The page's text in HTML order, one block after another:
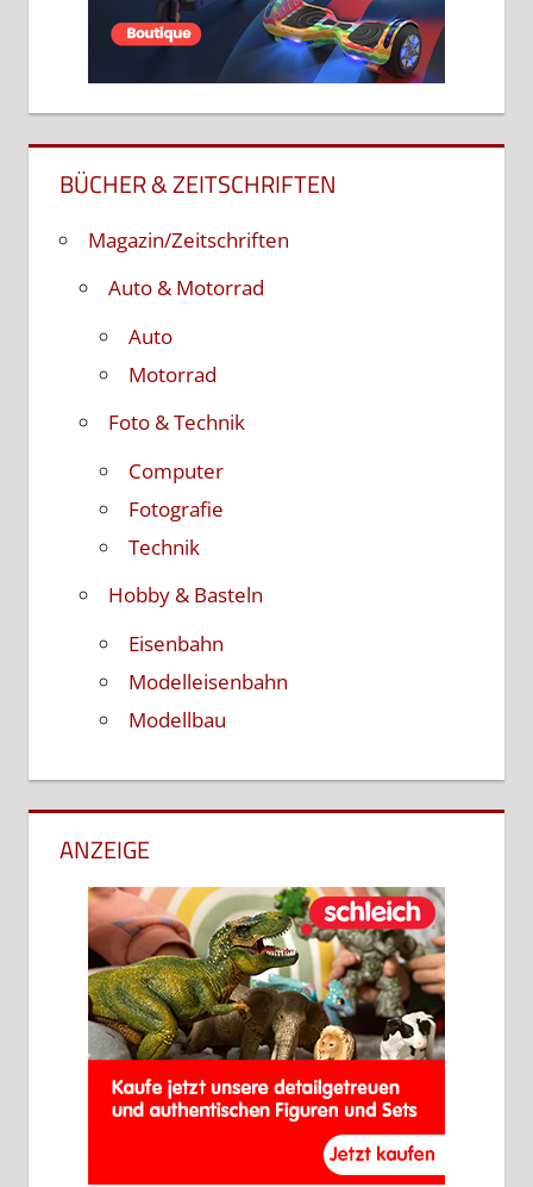
BÜCHER & ZEITSCHRIFTEN
Magazin/Zeitschriften
Auto & Motorrad
Auto
Motorrad
Foto & Technik
Computer
Fotografie
Technik
Hobby & Basteln
Eisenbahn
Modelleisenbahn
Modellbau
ANZEIGE